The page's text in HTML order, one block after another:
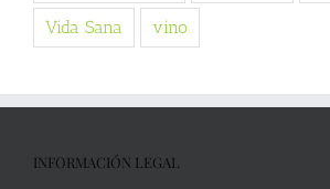
Vida Sana vino
INFORMACIÓN LEGAL